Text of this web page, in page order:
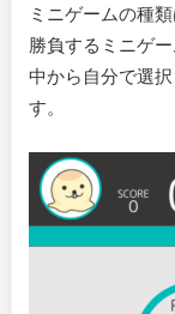
ミニゲームの種
勝負するミニゲ
中から自分で選
す。